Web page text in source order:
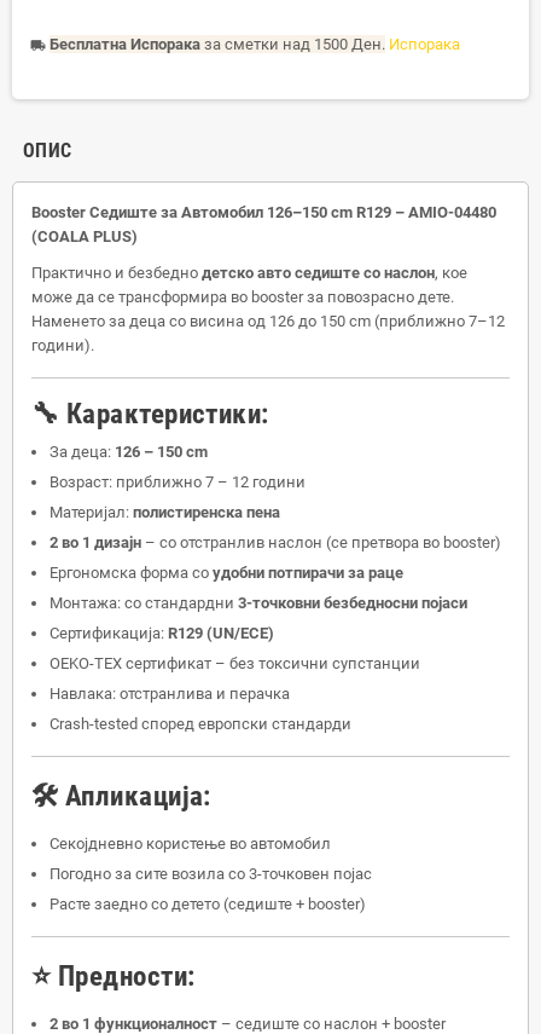
local_shipping Бесплатна Испорака за сметки над 1500 Ден. Испорака
ОПИС
Booster Седиште за Автомобил 126–150 cm R129 – AMIO-04480
(COALA PLUS)
Практично и безбедно детско авто седиште со наслон, кое
може да се трансформира во booster за повозрасно дете.
Наменето за деца со висина од 126 до 150 cm (приближно 7–12
години).
🔧 Карактеристики:
За деца: 126 – 150 cm
Возраст: приближно 7 – 12 години
Материјал: полистиренска пена
2 во 1 дизајн – со отстранлив наслон (се претвора во booster)
Ергономска форма со удобни потпирачи за раце
Монтажа: со стандардни 3-точковни безбедносни појаси
Сертификација: R129 (UN/ECE)
OEKO-TEX сертификат – без токсични супстанции
Навлака: отстранлива и перачка
Crash-tested според европски стандарди
🛠️ Апликација:
Секојдневно користење во автомобил
Погодно за сите возила со 3-точковен појас
Расте заедно со детето (седиште + booster)
⭐ Предности:
2 во 1 функционалност – седиште со наслон + booster